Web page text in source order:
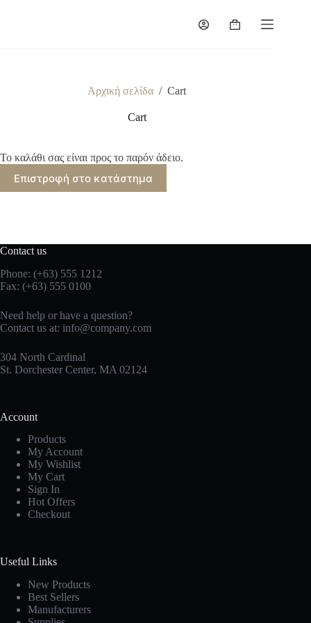
Καλάθι
Αρχική σελίδα / Cart
Cart
Το καλάθι σας είναι προς το παρόν άδειο.
Επιστροφή στο κατάστημα
Contact us
Phone: (+63) 555 1212
Fax: (+63) 555 0100
Need help or have a question?
Contact us at: info@company.com
304 North Cardinal
St. Dorchester Center, MA 02124
Account
Products
My Account
My Wishlist
My Cart
Sign In
Hot Offers
Checkout
Useful Links
New Products
Best Sellers
Manufacturers